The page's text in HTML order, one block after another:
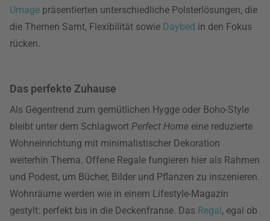
Umage präsentierten unterschiedliche Polsterlösungen, die
die Themen Samt, Flexibilität sowie Daybed in den Fokus
rücken.
Das perfekte Zuhause
Als Gegentrend zum gemütlichen Hygge oder Boho-Style
bleibt unter dem Schlagwort Perfect Home eine reduzierte
Wohneinrichtung mit minimalistischer Dekoration
weiterhin Thema. Offene Regale fungieren hier als Rahmen
und Podest, um Bücher, Bilder und Pflanzen zu inszenieren.
Wohnräume werden wie in einem Lifestyle-Magazin
gestylt: perfekt bis in die Deckenfranse. Das Regal, egal ob